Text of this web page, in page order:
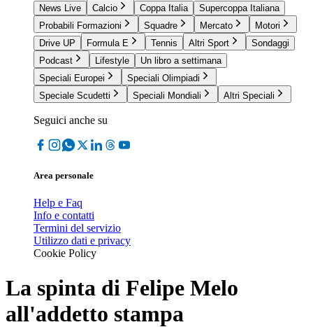
News Live
Calcio Coppa Italia
Supercoppa Italiana
Probabili Formazioni
Squadre Mercato
Motori
Drive UP
Formula E Tennis Altri Sport
Sondaggi
Podcast
Lifestyle
Un libro a settimana
Speciali Europei
Speciali Olimpiadi
Speciale Scudetti
Speciali Mondiali Altri Speciali
Seguici anche su
Area personale
Help e Faq
Info e contatti
Termini del servizio
Utilizzo dati e privacy
Cookie Policy
La spinta di Felipe Melo
all'addetto stampa